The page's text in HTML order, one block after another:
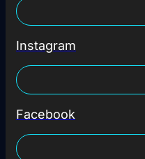
Instagram
Facebook